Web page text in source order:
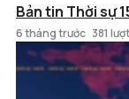
Bản tin Thời sự
6 tháng trước 381